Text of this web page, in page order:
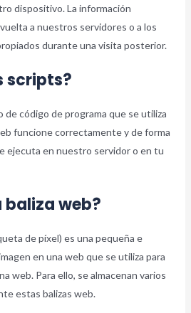
dispositivo. La información
a nuestros servidores o a los
durante una visita posterior.
scripts?
código de programa que se utiliza
funcione correctamente y de forma
ejecuta en nuestro servidor o en tu
baliza web?
de píxel) es una pequeña e
en una web que se utiliza para
web. Para ello, se almacenan varios
estas balizas web.